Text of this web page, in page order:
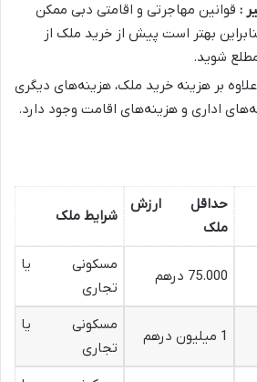
: قوانین مهاجرتی و اقامتی دبی ممکن
بهتر است پیش از خرید ملک از
شوید.
علاوه بر هزینه خرید ملک، هزینه‌های دیگری
اداری و هزینه‌های اقامت وجود دارد.
حداقل ارزش
ملک
شرایط ملک
75.000 درهم
مسکونی یا
تجاری
1 میلیون درهم
مسکونی یا
تجاری